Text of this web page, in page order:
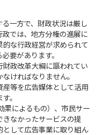
一方で、財政状況は厳し
では、地方分権の進展に
な行政経営が求められて
要があります。
政改革大綱に謳われてい
ければなりません。
等を広告媒体として活用
。
果によるもの）、市民サー
きなかったサービスの提
して広告事業に取り組ん